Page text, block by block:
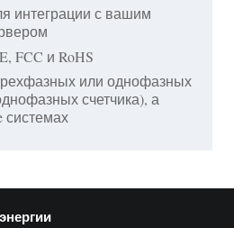
интеграции с вашим
FCC и RoHS
или однофазных
счетчика), а
системах